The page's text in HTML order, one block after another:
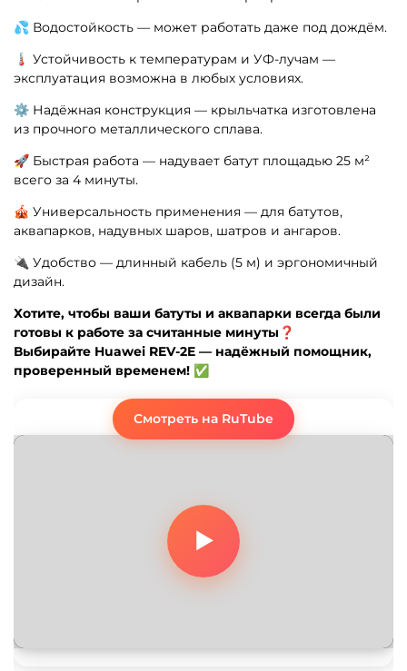
💦 Водостойкость — может работать даже под дождём.
🌡️ Устойчивость к температурам и УФ-лучам —
эксплуатация возможна в любых условиях.
⚙️ Надёжная конструкция — крыльчатка изготовлена
из прочного металлического сплава.
🚀 Быстрая работа — надувает батут площадью 25 м²
всего за 4 минуты.
🎪 Универсальность применения — для батутов,
аквапарков, надувных шаров, шатров и ангаров.
🔌 Удобство — длинный кабель (5 м) и эргономичный
дизайн.
Хотите, чтобы ваши батуты и аквапарки всегда были
готовы к работе за считанные минуты❓
Выбирайте Huawei REV-2E — надёжный помощник,
проверенный временем! ✅
Смотреть на RuTube